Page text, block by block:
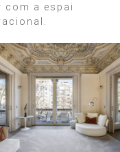
com a espai